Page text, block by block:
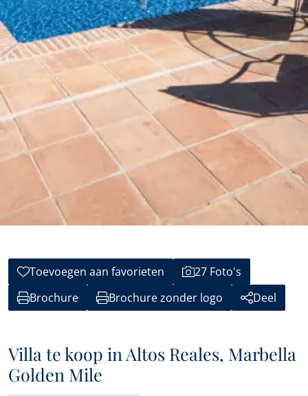
Toevoegen aan favorieten
27 Foto's
Brochure
Brochure zonder logo Deel
Villa te koop in Altos Reales, Marbella
Golden Mile